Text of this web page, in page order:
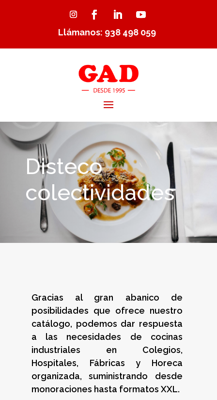
Llámanos: 938 498 059
Disteco
colectividades
Gracias al gran abanico de
posibilidades que ofrece nuestro
catálogo, podemos dar respuesta
a las necesidades de cocinas
industriales en Colegios,
Hospitales, Fábricas y Horeca
organizada, suministrando desde
monoraciones hasta formatos XXL.